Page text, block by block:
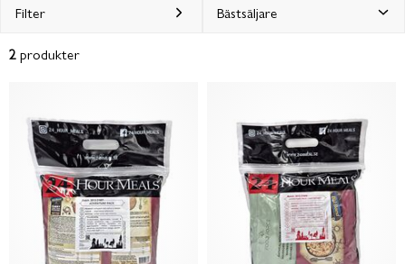
vi ger dig kraft att fortsätta.
Filter
2produkter